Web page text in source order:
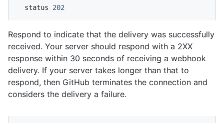
  status
202
Respond to indicate that the delivery was successfully
received. Your server should respond with a 2XX
response within 30 seconds of receiving a webhook
delivery. If your server takes longer than that to
respond, then GitHub terminates the connection and
considers the delivery a failure.